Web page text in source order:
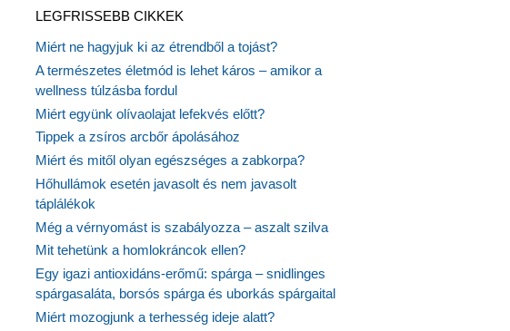
LEGFRISSEBB CIKKEK
Miért ne hagyjuk ki az étrendből a tojást?
A természetes életmód is lehet káros – amikor a
wellness túlzásba fordul
Miért együnk olívaolajat lefekvés előtt?
Tippek a zsíros arcbőr ápolásához
Miért és mitől olyan egészséges a zabkorpa?
Hőhullámok esetén javasolt és nem javasolt
táplálékok
Még a vérnyomást is szabályozza – aszalt szilva
Mit tehetünk a homlokráncok ellen?
Egy igazi antioxidáns-erőmű: spárga – snidlinges
spárgasaláta, borsós spárga és uborkás spárgaital
Miért mozogjunk a terhesség ideje alatt?